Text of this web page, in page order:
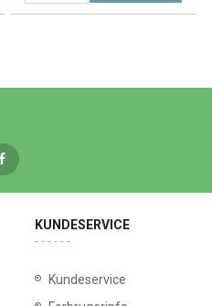
KUNDESERVICE
Kundeservice